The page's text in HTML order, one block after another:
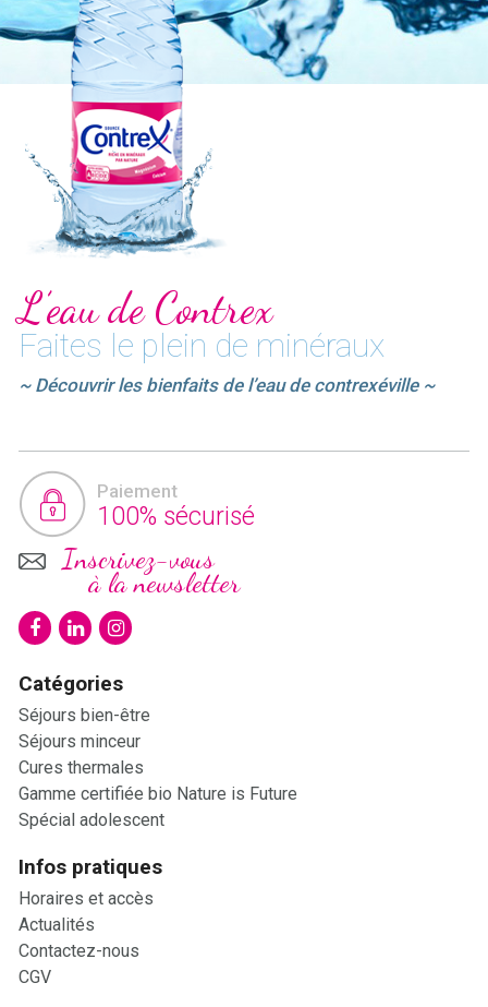
L’eau de Contrex
Faites le plein de minéraux
~ Découvrir les bienfaits de l’eau de contrexéville ~
Paiement
100% sécurisé
Inscrivez-vous
à la newsletter
Catégories
Séjours bien-être
Séjours minceur
Cures thermales
Gamme certifiée bio Nature is Future
Spécial adolescent
Infos pratiques
Horaires et accès
Actualités
Contactez-nous
CGV